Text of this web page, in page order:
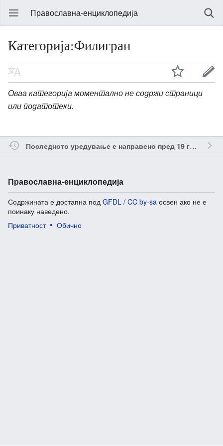
Православна-енциклопедија
Категорија:Филигран
Оваа категорија моментално не содржи страници
или податотеки.
Последното уредување е направено пред 19 години од
Православна-енциклопедија
Содржината е достапна под GFDL / CC by-sa освен ако не е
поинаку наведено.
Приватност
Обично